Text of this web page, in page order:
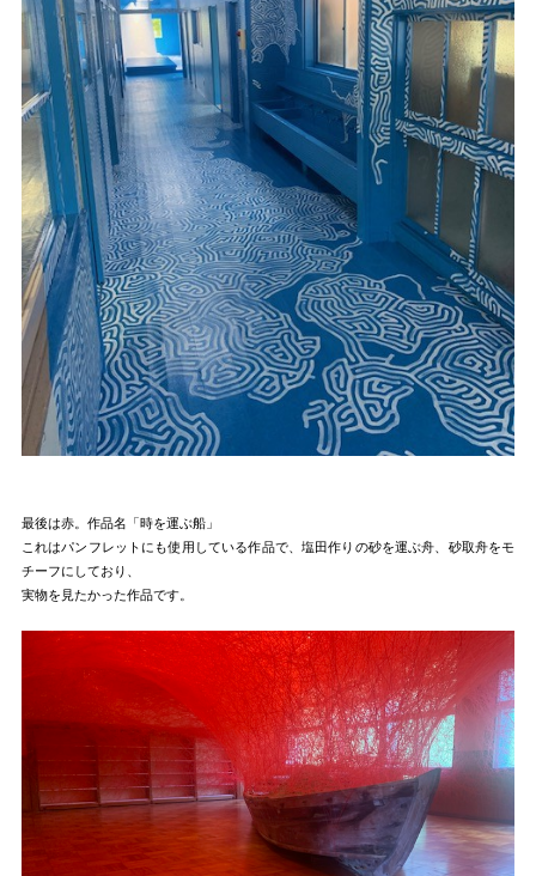
最後は赤。作品名「時を運ぶ船」
これはパンフレットにも使用している作品で、塩田作りの砂を運ぶ舟、砂取舟をモ
チーフにしており、
実物を見たかった作品です。